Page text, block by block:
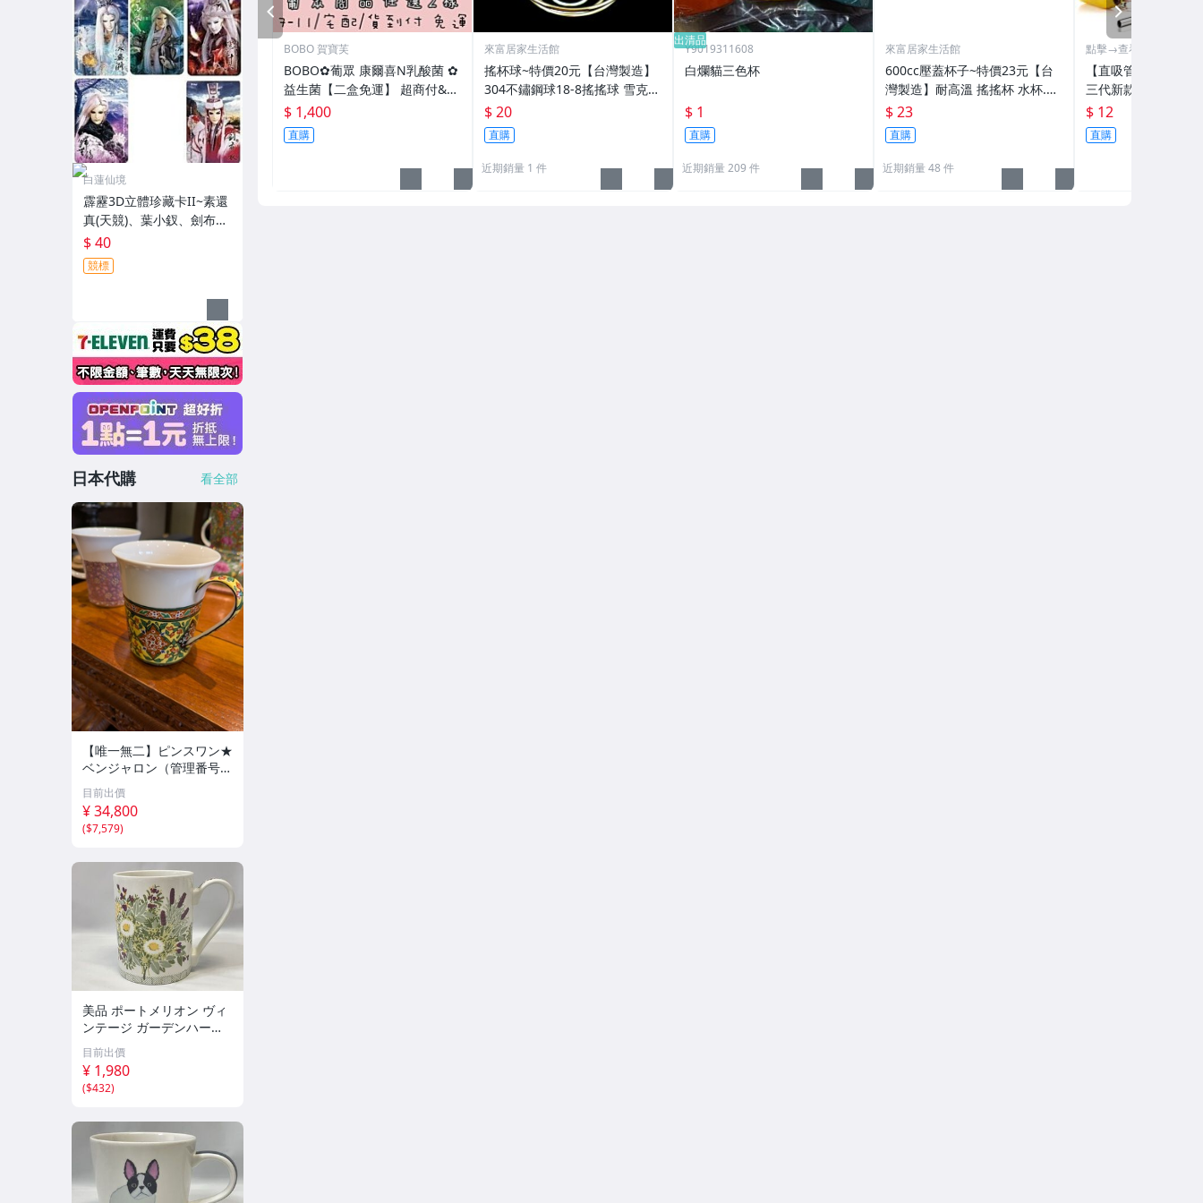
BOBO 賀寶芙
BOBO✿葡眾 康爾喜N乳酸菌 ✿
益生菌【二盒免運】 超商付&先
匯款宅配 另有康爾喜&康悅兒
【1390】
$ 1,400
直購
來富居家生活館
搖杯球~特價20元【台灣製造】
304不鏽鋼球18-8搖搖球 雪克球
攪拌球 鐵球 彈簧球 可搖健身房
蛋白粉及賀寶芙奶昔
$ 20
直購
近期銷量 1 件
出清品
Y9019311608
白爛貓三色杯
$ 1
直購
近期銷量 209 件
來富居家生活館
600cc壓蓋杯子~特價23元【台
灣製造】耐高溫 搖搖杯 水杯.密
封杯.隨身杯 可沖泡賀寶芙.清醍
醐奶昔 可當禮品贈品
$ 23
直購
近期銷量 48 件
點擊→查看賣場全部商品
【直吸管-高級不鏽
三代新款加厚版18/
銹鋼吸管環保吸管飲
檸檬水紅豆水果汁咖
$ 12
直購
PREV
白蓮仙境
霹靂3D立體珍藏卡II~素還
真(天競)、葉小釵、劍布
衣、冰無漪 、殢無殤、黑
色十九
$ 40
競標
日本代購 看全部
【唯一無二】ピンスワン★
ベンジャロン（管理番号0
1）
目前出價
¥ 34,800
($7,579)
美品 ポートメリオン ヴィ
ンテージ ガーデンハーブ
シリーズ 花柄 マグカップ
Portmeirion Garden Her
bs パット・アルベック
目前出價
¥ 1,980
($432)